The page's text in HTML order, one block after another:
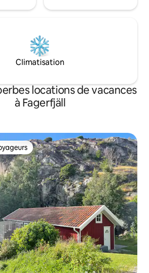
Climatisation
locations de vacances
à Fagerfjäll